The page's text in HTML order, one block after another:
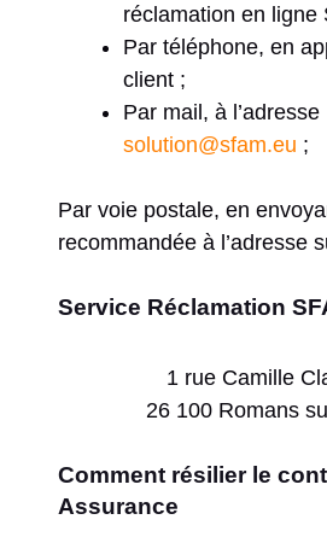
réclamation en ligne
Par téléphone, en
client ;
Par mail, à l’adresse
solution@sfam.eu ;
Par voie postale, en
recommandée à l’adresse
Service Réclamation
1 rue Camille
26 100 Romans
Comment résilier le
Assurance